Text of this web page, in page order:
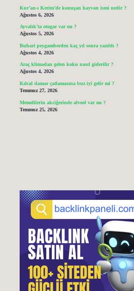
Kur’an-ı Kerim’de konuşan hayvan ismi nedir ?
Ağustos 6, 2026
Ayvalık’ta otogar var mı ?
Ağustos 5, 2026
Buhari peygamberden kaç yıl sonra yazıldı ?
Ağustos 4, 2026
Araç klimadan gelen koku nasıl giderilir ?
Ağustos 4, 2026
Kılcal damar çatlamasına buz iyi gelir mi ?
Temmuz 27, 2026
Memelilerin akciğerinde alveol var mı ?
Temmuz 25, 2026